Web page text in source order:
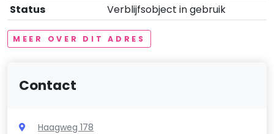
Status
Verblijfsobject in gebruik
MEER OVER DIT ADRES
Contact
Haagweg 178